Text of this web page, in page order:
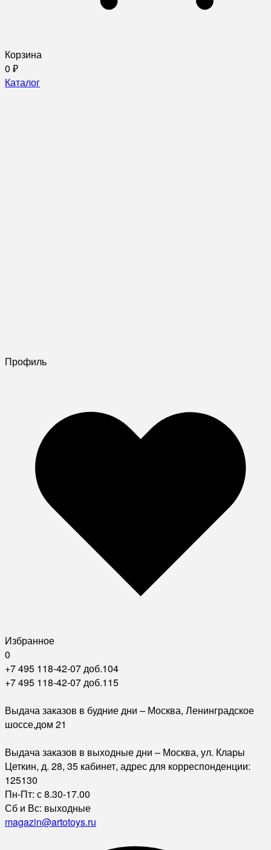
Корзина
0 ₽
Каталог
Профиль
Избранное
0
+7 495 118-42-07 доб.104
+7 495 118-42-07 доб.115
Выдача заказов в будние дни – Москва, Ленинградское
шоссе,дом 21
Выдача заказов в выходные дни – Москва, ул. Клары
Цеткин, д. 28, 35 кабинет, адрес для корреспонденции:
125130
Пн-Пт: с 8.30-17.00
Сб и Вс: выходные
magazin@artotoys.ru